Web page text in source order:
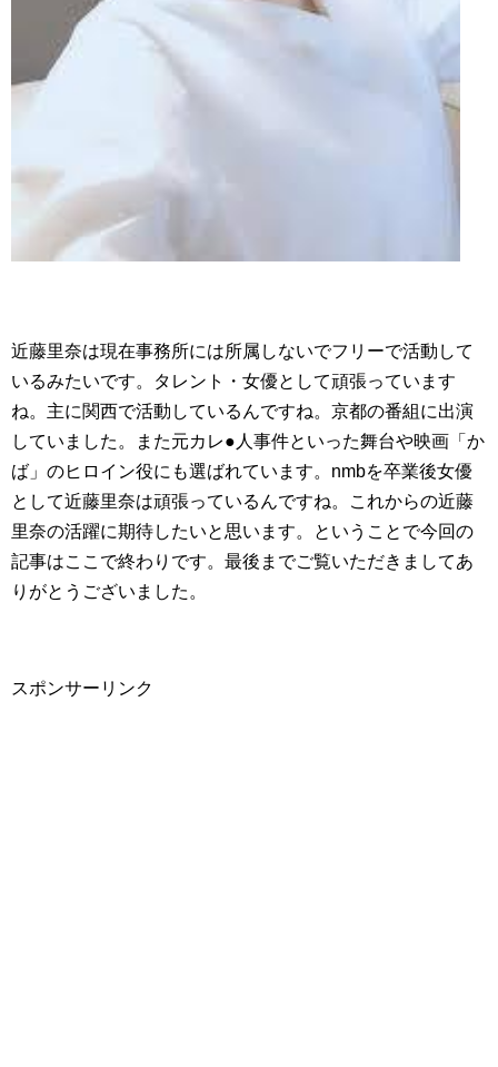
近藤里奈は現在事務所には所属しないでフリーで活動して
いるみたいです。タレント・女優として頑張っています
ね。主に関西で活動しているんですね。京都の番組に出演
していました。また元カレ●人事件といった舞台や映画「か
ば」のヒロイン役にも選ばれています。nmbを卒業後女優
として近藤里奈は頑張っているんですね。これからの近藤
里奈の活躍に期待したいと思います。ということで今回の
記事はここで終わりです。最後までご覧いただきましてあ
りがとうございました。
スポンサーリンク